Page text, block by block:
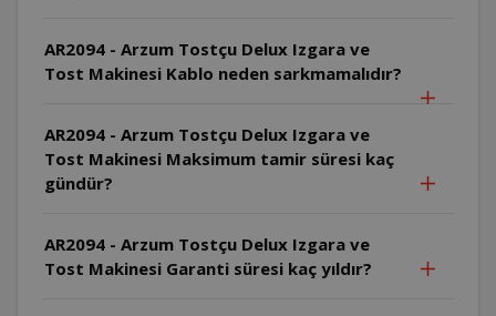
AR2094 - Arzum Tostçu Delux Izgara ve
Tost Makinesi Kablo neden sarkmamalıdır?
AR2094 - Arzum Tostçu Delux Izgara ve
Tost Makinesi Maksimum tamir süresi kaç
gündür?
AR2094 - Arzum Tostçu Delux Izgara ve
Tost Makinesi Garanti süresi kaç yıldır?